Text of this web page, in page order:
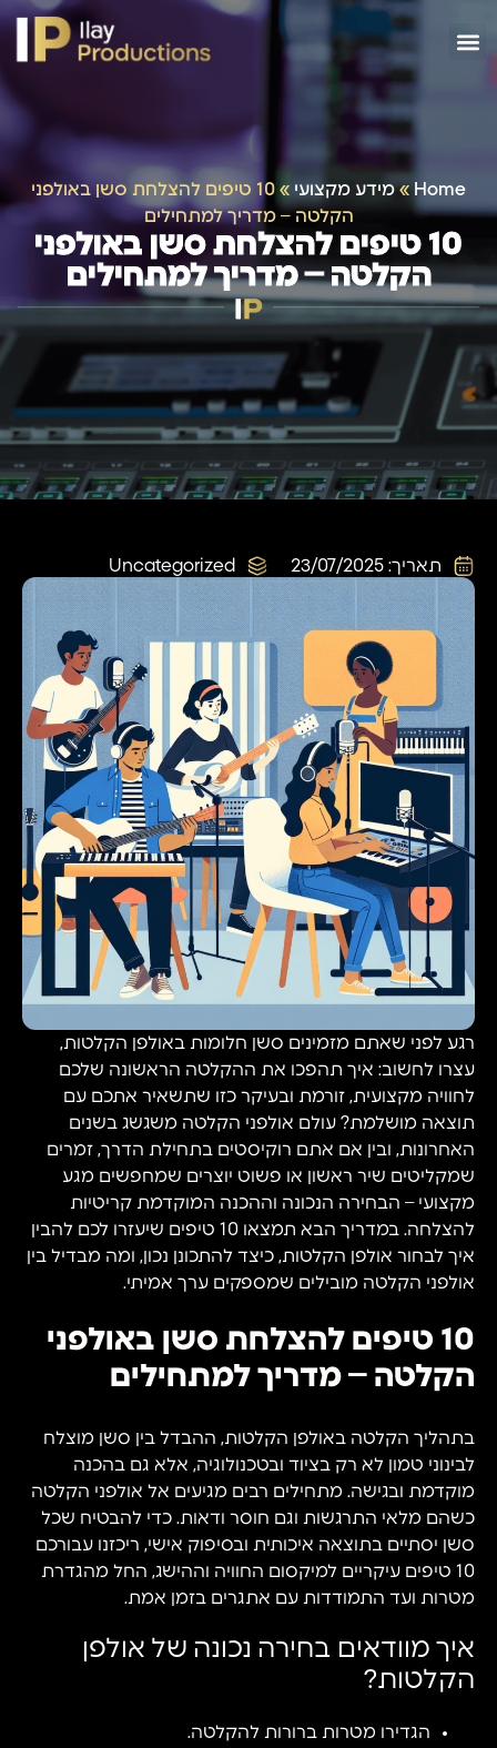
Home
»מידע מקצועי »
10 טיפים להצלחת סשן באולפני
הקלטה – מדריך למתחילים
10 טיפים להצלחת סשן באולפני
הקלטה – מדריך למתחילים
תאריך: 23/07/2025
Uncategorized
רגע לפני שאתם מזמינים סשן חלומות באולפן הקלטות,
עצרו לחשוב: איך תהפכו את ההקלטה הראשונה שלכם
לחוויה מקצועית, זורמת ובעיקר כזו שתשאיר אתכם עם
תוצאה מושלמת? עולם אולפני הקלטה משגשג בשנים
האחרונות, ובין אם אתם רוקיסטים בתחילת הדרך, זמרים
שמקליטים שיר ראשון או פשוט יוצרים שמחפשים מגע
מקצועי – הבחירה הנכונה וההכנה המוקדמת קריטיות
להצלחה. במדריך הבא תמצאו 10 טיפים שיעזרו לכם להבין
איך לבחור אולפן הקלטות, כיצד להתכונן נכון, ומה מבדיל בין
אולפני הקלטה מובילים שמספקים ערך אמיתי.
10 טיפים להצלחת סשן באולפני
הקלטה – מדריך למתחילים
בתהליך הקלטה באולפן הקלטות, ההבדל בין סשן מוצלח
לבינוני טמון לא רק בציוד ובטכנולוגיה, אלא גם בהכנה
מוקדמת ובגישה. מתחילים רבים מגיעים אל אולפני הקלטה
כשהם מלאי התרגשות וגם חוסר ודאות. כדי להבטיח שכל
סשן יסתיים בתוצאה איכותית ובסיפוק אישי, ריכזנו עבורכם
10 טיפים עיקריים למיקסום החוויה וההישג, החל מהגדרת
מטרות ועד התמודדות עם אתגרים בזמן אמת.
איך מוודאים בחירה נכונה של אולפן
הקלטות?
הגדירו מטרות ברורות להקלטה.